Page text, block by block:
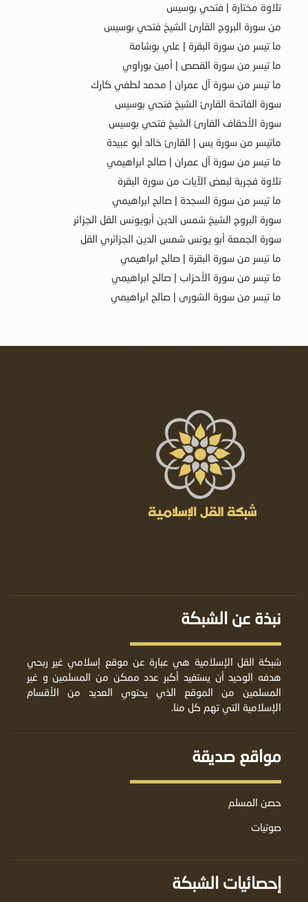
تلاوة مختارة | فتحي بوسيس
من سورة البروج القارئ الشيخ فتحي بوسيس
ما تيسر من سورة البقرة | علي بوشامة
ما تيسر من سورة القصص | أمين بوراوي
ما تيسر من سورة آل عمران | محمد لطفي كارك
سورة الفاتحة القارئ الشيخ فتحي بوسيس
سورة الأحقاف القارئ الشيخ فتحي بوسيس
ماتيسر من سورة يس | القارئ خالد أبو عبيدة
ما تيسر من سورة آل عمران | صالح ابراهيمي
تلاوة فجرية لبعض الآيات من سورة البقرة
ما تيسر من سورة السجدة | صالح ابراهيمي
سورة البروج الشيخ شمس الدين أبويونس القل الجزائر
سورة الجمعة أبو يونس شمس الدين الجزائري القل
ما تيسر من سورة البقرة | صالح ابراهيمي
ما تيسر من سورة الأحزاب | صالح ابراهيمي
ما تيسر من سورة الشورى | صالح ابراهيمي
نبذة عن الشبكة
شبكة القل الإسلامية هي عبارة عن موقع إسلامي غير ربحي
هدفه الوحيد أن يستفيد أكبر عدد ممكن من المسلمين و غير
المسلمين من الموقع الذي يحتوي العديد من الأقسام
الإسلامية التي تهم كل منا.
مواقع صديقة
حصن المسلم
صوتيات
إحصائيات الشبكة